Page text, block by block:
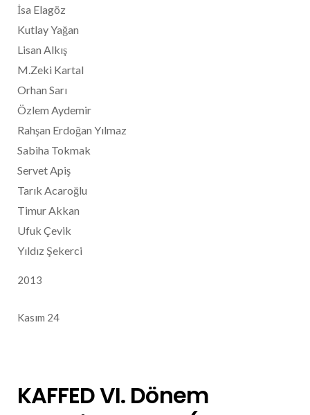
İsa Elagöz
Kutlay Yağan
Lisan Alkış
M.Zeki Kartal
Orhan Sarı
Özlem Aydemir
Rahşan Erdoğan Yılmaz
Sabiha Tokmak
Servet Apiş
Tarık Acaroğlu
Timur Akkan
Ufuk Çevik
Yıldız Şekerci
2013
Kasım 24
KAFFED VI. Dönem